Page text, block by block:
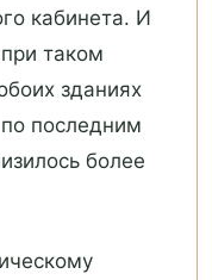
кабинета. И
таком
зданиях
последним
более